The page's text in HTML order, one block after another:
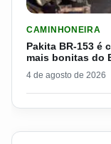
CAMINHONEIRA
Pakita BR-153 é
mais bonitas do
4 de agosto de 2026